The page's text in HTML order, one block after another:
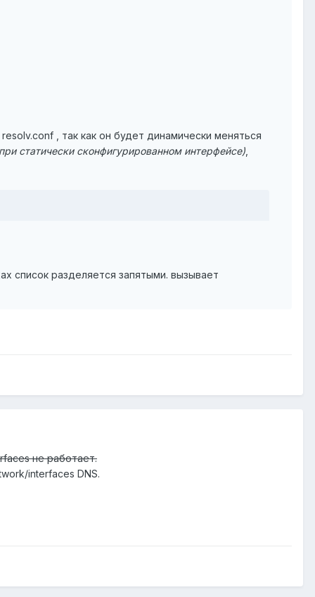
, так как он будет динамически меняться
статически сконфигурированном интерфейсе)
список разделяется запятыми. вызывает
не работает.
interfaces DNS.